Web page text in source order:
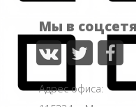
Мы в
Адрес офиса: